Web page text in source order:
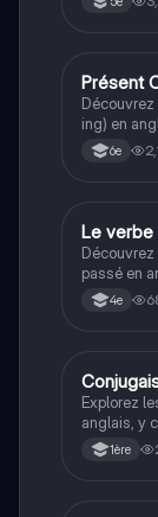
résumé
Anglais
Présent
ing) en
résumé
exemples
6e
Anglais
Le verbe
passé en
was', 'you
et 'they
4e
Anglais
Explorez
anglais, y
futur.
1ère